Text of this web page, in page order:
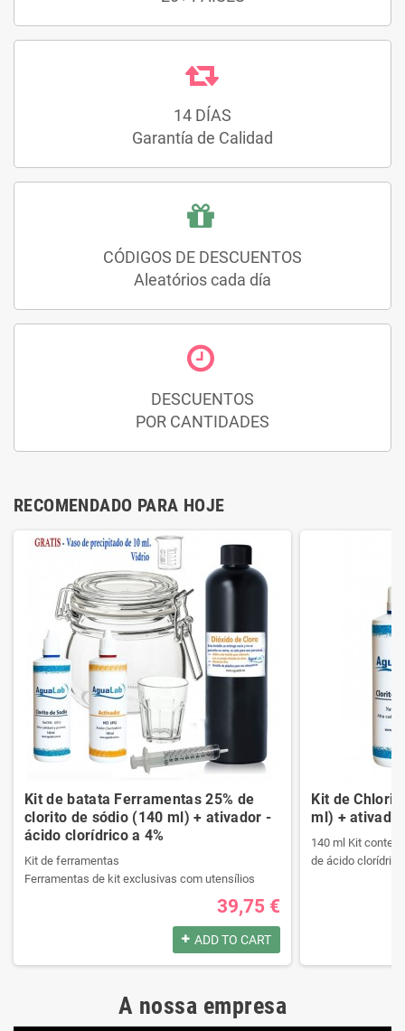
14 DÍAS
Garantía de Calidad
CÓDIGOS DE DESCUENTOS
Aleatórios cada día
DESCUENTOS
POR CANTIDADES
RECOMENDADO PARA HOJE
Kit de batata Ferramentas 25% de
clorito de sódio (140 ml) + ativador -
ácido clorídrico a 4%
Kit de ferramentas
Ferramentas de kit exclusivas com utensílios
Ele contém um manual passo a passo.
Veja o conteúdo do kit na descrição.
Ferramentas de kit exclusivas com utensílios
39,75 €
ADD TO CART
Kit de
ml) +
140 ml Kit
de ácido clorídrico
A nossa empresa